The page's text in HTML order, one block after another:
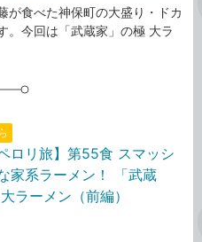
が食べた神保町の大盛り・ドカ
。今回は「武蔵家」の極 大ラ
ロリ旅】第55食 スマッシ
家系ラーメン！ 「武蔵
ラーメン（前編）